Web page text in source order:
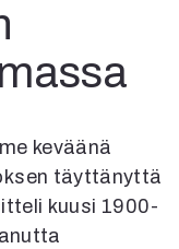
keväänä
täyttänyttä
kuusi 1900-